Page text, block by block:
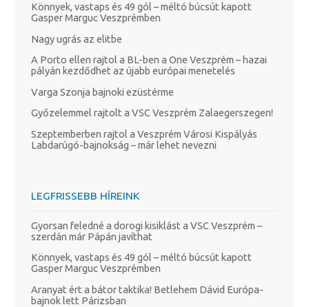
Könnyek, vastaps és 49 gól – méltó búcsút kapott
Gasper Marguc Veszprémben
Nagy ugrás az elitbe
A Porto ellen rajtol a BL-ben a One Veszprém – hazai
pályán kezdődhet az újabb európai menetelés
Varga Szonja bajnoki ezüstérme
Győzelemmel rajtolt a VSC Veszprém Zalaegerszegen!
Szeptemberben rajtol a Veszprém Városi Kispályás
Labdarúgó-bajnokság – már lehet nevezni
LEGFRISSEBB HÍREINK
Gyorsan feledné a dorogi kisiklást a VSC Veszprém –
szerdán már Pápán javíthat
Könnyek, vastaps és 49 gól – méltó búcsút kapott
Gasper Marguc Veszprémben
Aranyat ért a bátor taktika! Betlehem Dávid Európa-
bajnok lett Párizsban